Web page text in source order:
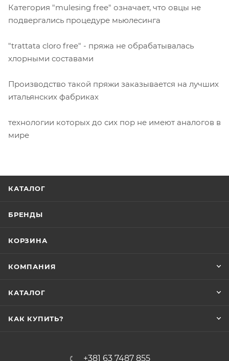
Категория "mulesing free" означает, что овцы не
подвергались процедуре мьюлесинга
"trattata cloro free" - пряжа не обрабатывалась
хлорными составами
Производство такой пряжи заказывается на лучших
итальянских фабриках
технологии которых до сих пор не имеют аналогов в
мире
КАТАЛОГ
БРЕНДЫ
КОРЗИНА
КОМПАНИЯ
КАТАЛОГ
КАК КУПИТЬ?
+381 63 7487 855